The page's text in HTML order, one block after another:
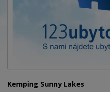
Kemping Sunny Lakes